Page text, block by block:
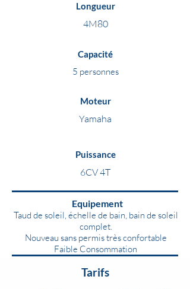
Longueur
4M80
Capacité
5 personnes
Moteur
Yamaha
Puissance
6CV 4T
Equipement
Taud de soleil, échelle de bain, bain de soleil
complet.
Nouveau sans permis très confortable
Faible Consommation
Tarifs